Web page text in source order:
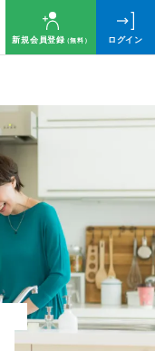
新規会員登録（無料） ログイン
プレゼント！
いた方が対象です